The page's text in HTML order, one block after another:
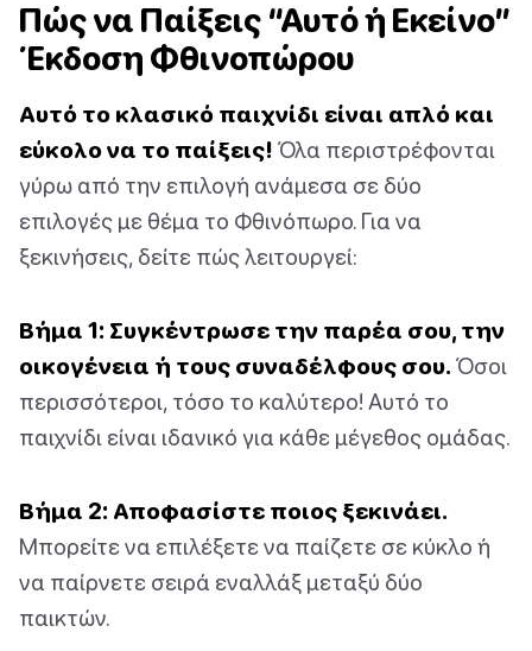
Πώς να Παίξεις “Αυτό ή Εκείνο”
Έκδοση Φθινοπώρου
Αυτό το κλασικό παιχνίδι είναι απλό και
εύκολο να το παίξεις! Όλα περιστρέφονται
γύρω από την επιλογή ανάμεσα σε δύο
επιλογές με θέμα το Φθινόπωρο. Για να
ξεκινήσεις, δείτε πώς λειτουργεί:
Βήμα 1: Συγκέντρωσε την παρέα σου, την
οικογένεια ή τους συναδέλφους σου. Όσοι
περισσότεροι, τόσο το καλύτερο! Αυτό το
παιχνίδι είναι ιδανικό για κάθε μέγεθος ομάδας.
Βήμα 2: Αποφασίστε ποιος ξεκινάει.
Μπορείτε να επιλέξετε να παίζετε σε κύκλο ή
να παίρνετε σειρά εναλλάξ μεταξύ δύο
παικτών.